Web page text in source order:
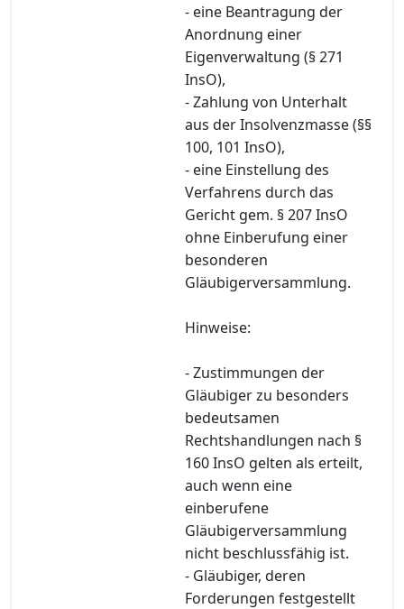
- eine Beantragung der
Anordnung einer
Eigenverwaltung (§ 271
InsO),
- Zahlung von Unterhalt
aus der Insolvenzmasse (§§
100, 101 InsO),
- eine Einstellung des
Verfahrens durch das
Gericht gem. § 207 InsO
ohne Einberufung einer
besonderen
Gläubigerversammlung.
Hinweise:
- Zustimmungen der
Gläubiger zu besonders
bedeutsamen
Rechtshandlungen nach §
160 InsO gelten als erteilt,
auch wenn eine
einberufene
Gläubigerversammlung
nicht beschlussfähig ist.
- Gläubiger, deren
Forderungen festgestellt